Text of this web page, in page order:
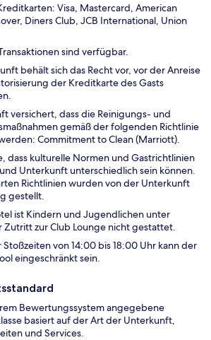
Visa, Mastercard, American
Diners Club, JCB International, Union
sind verfügbar.
behält sich das Recht vor, vor der Anreise
der Kreditkarte des Gasts
versichert, dass die Reinigungs- und
gemäß der folgenden Richtlinie
Commitment to Clean (Marriott).
dass kulturelle Normen und Gastrichtlinien
Unterkunft unterschiedlich sein können.
Richtlinien wurden von der Unterkunft
gestellt.
ist Kindern und Jugendlichen unter
Zutritt zur Club Lounge nicht gestattet.
von 14:00 bis 18:00 Uhr kann der
eingeschränkt sein.
Bewertungssystem angegebene
basiert auf der Art der Unterkunft,
und Services.